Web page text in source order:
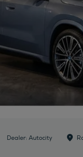
Dealer: Autocity